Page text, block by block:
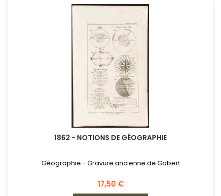
1862 - NOTIONS DE GÉOGRAPHIE
Géographie - Gravure ancienne de Gobert
Prix
17,50 €